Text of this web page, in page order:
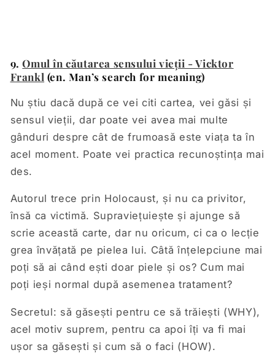
9. Omul în căutarea sensului vieții - Vicktor
Frankl (en. Man’s search for meaning)
Nu știu dacă după ce vei citi cartea, vei găsi și
sensul vieții, dar poate vei avea mai multe
gânduri despre cât de frumoasă este viața ta în
acel moment. Poate vei practica recunoștința mai
des.
Autorul trece prin Holocaust, și nu ca privitor,
însă ca victimă. Supraviețuiește și ajunge să
scrie această carte, dar nu oricum, ci ca o lecție
grea învățată pe pielea lui. Câtă înțelepciune mai
poți să ai când ești doar piele și os? Cum mai
poți ieși normal după asemenea tratament?
Secretul: să găsești pentru ce să trăiești (WHY),
acel motiv suprem, pentru ca apoi îți va fi mai
ușor sa găsești și cum să o faci (HOW).